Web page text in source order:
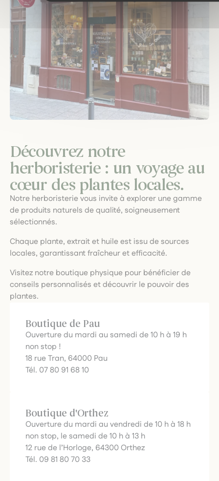
Découvrez notre
herboristerie : un voyage au
cœur des plantes locales.
Notre herboristerie vous invite à explorer une gamme
de produits naturels de qualité, soigneusement
sélectionnés.
Chaque plante, extrait et huile est issu de sources
locales, garantissant fraîcheur et efficacité.
Visitez notre boutique physique pour bénéficier de
conseils personnalisés et découvrir le pouvoir des
plantes.
Boutique de Pau
Ouverture du mardi au samedi de 10 h à 19 h
non stop !
18 rue Tran, 64000 Pau
Tél. 07 80 91 68 10
Boutique d'Orthez
Ouverture du mardi au vendredi de 10 h à 18 h
non stop, le samedi de 10 h à 13 h
12 rue de l’Horloge, 64300 Orthez
Tél. 09 81 80 70 33